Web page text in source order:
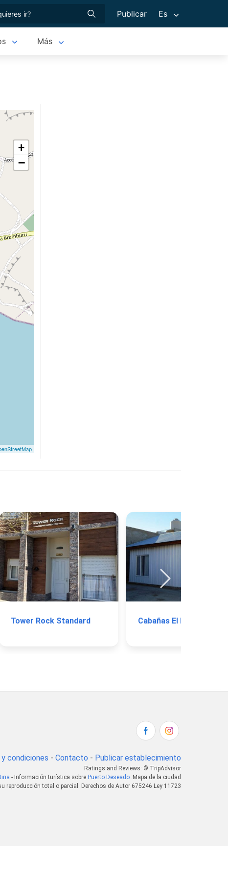
Publicar Es
Más
+
−
Tower Rock Standard Cabañas El Puerto
condiciones - Contacto - Publicar establecimiento
Ratings and Reviews: © TripAdvisor
- Información turística sobre Puerto Deseado :Mapa de la ciudad
reproducción total o parcial. Derechos de Autor 675246 Ley 11723